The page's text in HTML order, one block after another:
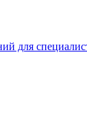
для